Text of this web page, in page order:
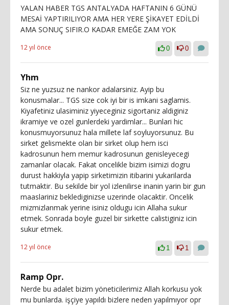
YALAN HABER TGS ANTALYADA HAFTANIN 6 GÜNÜ
MESAİ YAPTIRILIYOR AMA HER YERE ŞİKAYET EDİLDİ
AMA SONUÇ SIFIR.O KADAR EMEĞE ZAM YOK
12 yıl önce 0 0
Yhm
Siz ne yuzsuz ne nankor adalarsiniz. Ayip bu
konusmalar... TGS size cok iyi bir is imkani saglamis.
Kiyafetiniz ulasiminiz yiyeceginiz sigortaniz aldiginiz
ikramiye ve ozel gunlerdeki yardimlar... Bunlari hic
konusmuyorsunuz hala millete laf soyluyorsunuz. Bu
sirket gelismekte olan bir sirket olup hem isci
kadrosunun hem memur kadrosunun genisleyecegi
zamanlar olacak. Fakat oncelikle bizim isimizi dogru
durust hakkiyla yapip sirketimizin itibarini yukarilarda
tutmaktir. Bu sekilde bir yol izlenilirse inanin yarin bir gun
maaslariniz beklediginizse uzerinde olacaktir. Oncelik
mizmizlanmak yerine isiniz oldugu icin Allaha sukur
etmek. Sonrada boyle guzel bir sirkette calistiginiz icin
sukur etmek.
12 yıl önce 1 1
Ramp Opr.
Nerde bu adalet bizim yöneticilerimiz Allah korkusu yok
mu bunlarda. işçiye yapıldı bizlere neden yapılmıyor opr